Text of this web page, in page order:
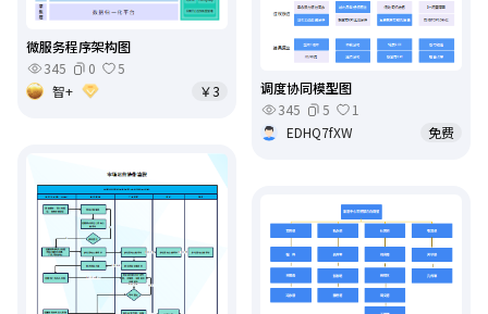
微服务程序架构图
345
0
5
智+
￥3
调度协同模型图
345
5
1
EDHQ7fXW
免费